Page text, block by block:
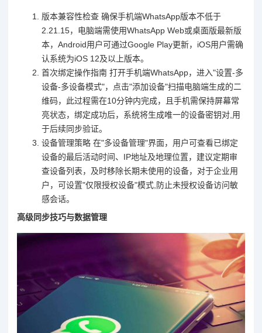
版本兼容性检查 确保手机端WhatsApp版本不低于
2.21.15，电脑端需使用WhatsApp Web或桌面版最新版
本，Android用户可通过Google Play更新，iOS用户需确
认系统为iOS 12及以上版本。
首次绑定操作指南 打开手机端WhatsApp，进入"设置-多
设备-多设备模式"，点击"添加设备"扫描电脑端生成的二
维码，此过程需在10分钟内完成，且手机需保持屏幕常
亮状态，绑定成功后，系统将生成唯一的设备密钥对,用
于后续同步验证。
设备管理策略 在"多设备管理"界面，用户可查看已绑定
设备的最后活动时间、IP地址及地理位置，建议定期审
查设备列表，及时移除长期未使用的设备，对于企业用
户，可设置"仅限授权设备"模式,防止未授权设备访问敏
感会话。
高级同步技巧与数据管理